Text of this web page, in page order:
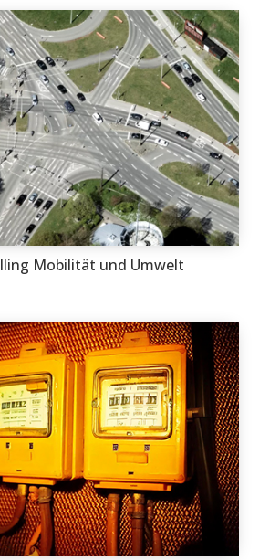
Mobilität und Umwelt